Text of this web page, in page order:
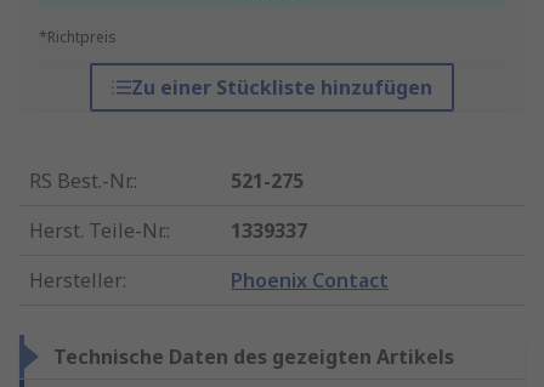
*Richtpreis
Zu einer Stückliste hinzufügen
RS Best.-Nr.:
521-275
Herst. Teile-Nr.:
1339337
Hersteller: Phoenix Contact
Technische Daten des gezeigten Artikels